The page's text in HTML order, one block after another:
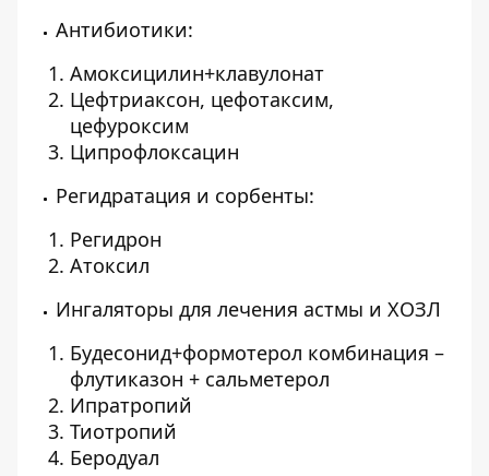
Антибиотики:
Амоксицилин+клавулонат
Цефтриаксон, цефотаксим,
цефуроксим
Ципрофлоксацин
Регидратация и сорбенты:
Регидрон
Атоксил
Ингаляторы для лечения астмы и ХОЗЛ
Будесонид+формотерол комбинация –
флутиказон + сальметерол
Ипратропий
Тиотропий
Беродуал